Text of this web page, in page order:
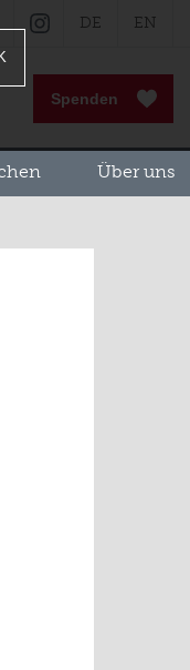
INSTAGRAM
DE EN
Spenden
Über uns